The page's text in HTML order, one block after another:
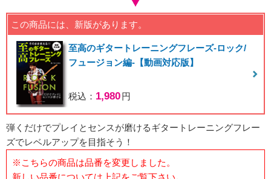
この商品には、新版があります。
至高のギタートレーニングフレーズ-ロック/
フュージョン編-【動画対応版】
税込： 1,980円
弾くだけでプレイとセンスが磨けるギタートレーニングフレー
ズでレベルアップを目指そう！
※こちらの商品は品番を変更しました。
新しい品番については上記をご覧下さい。